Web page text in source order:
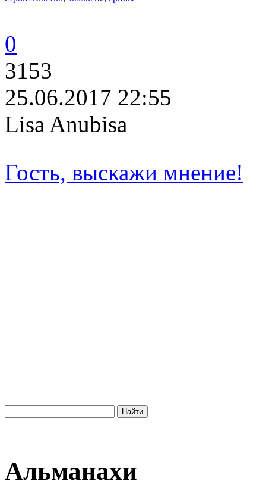
0
3153
25.06.2017 22:55
Lisa Anubisa
Гость, выскажи мнение!
Альманахи